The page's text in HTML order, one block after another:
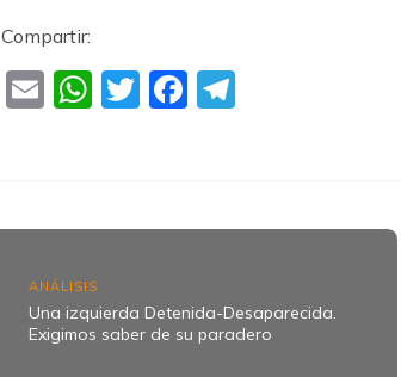
Compartir:
EmailWhatsApp
TwitterFacebook
ANÁLISIS
Una izquierda Detenida-Desaparecida.
Exigimos saber de su paradero